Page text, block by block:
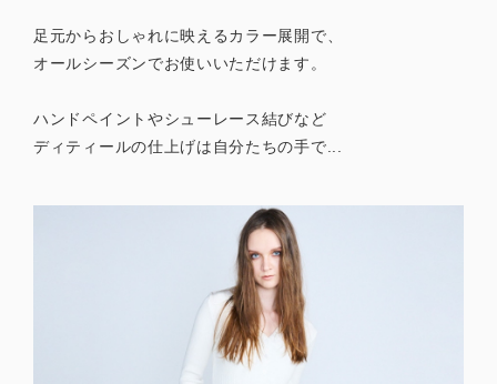
足元からおしゃれに映えるカラー展開で、
オールシーズンでお使いいただけます。
ハンドペイントやシューレース結びなど
ディティールの仕上げは自分たちの手で...